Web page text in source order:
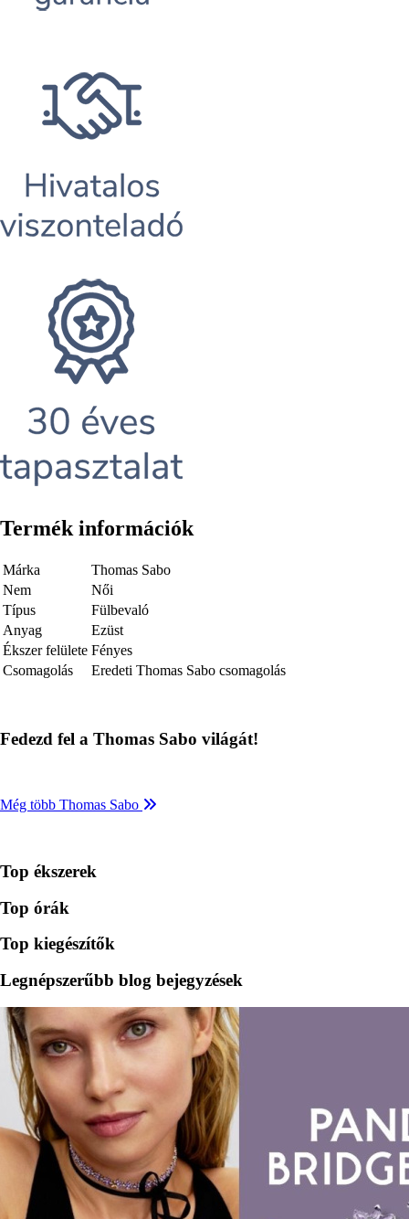
Termék információk
Márka
Thomas Sabo
Nem
Női
Típus
Fülbevaló
Anyag
Ezüst
Ékszer felülete Fényes
Csomagolás
Eredeti Thomas Sabo csomagolás
Fedezd fel a Thomas Sabo világát!
Még több Thomas Sabo
Top ékszerek
Top órák
Top kiegészítők
Legnépszerűbb blog bejegyzések